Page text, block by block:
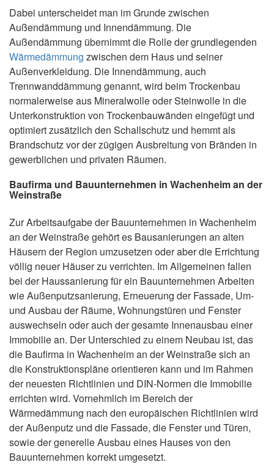
Dabei unterscheidet man im Grunde zwischen
Außendämmung und Innendämmung. Die
Außendämmung übernimmt die Rolle der grundlegenden
Wärmedämmung zwischen dem Haus und seiner
Außenverkleidung. Die Innendämmung, auch
Trennwanddämmung genannt, wird beim Trockenbau
normalerweise aus Mineralwolle oder Steinwolle in die
Unterkonstruktion von Trockenbauwänden eingefügt und
optimiert zusätzlich den Schallschutz und hemmt als
Brandschutz vor der zügigen Ausbreitung von Bränden in
gewerblichen und privaten Räumen.
Baufirma und Bauunternehmen in Wachenheim an der
Weinstraße
Zur Arbeitsaufgabe der Bauunternehmen in Wachenheim
an der Weinstraße gehört es Bausanierungen an alten
Häusern der Region umzusetzen oder aber die Errichtung
völlig neuer Häuser zu verrichten. Im Allgemeinen fallen
bei der Haussanierung für ein Bauunternehmen Arbeiten
wie Außenputzsanierung, Erneuerung der Fassade, Um-
und Ausbau der Räume, Wohnungstüren und Fenster
auswechseln oder auch der gesamte Innenausbau einer
Immobilie an. Der Unterschied zu einem Neubau ist, das
die Baufirma in Wachenheim an der Weinstraße sich an
die Konstruktionspläne orientieren kann und im Rahmen
der neuesten Richtlinien und DIN-Normen die Immobilie
errichten wird. Vornehmlich im Bereich der
Wärmedämmung nach den europäischen Richtlinien wird
der Außenputz und die Fassade, die Fenster und Türen,
sowie der generelle Ausbau eines Hauses von den
Bauunternehmen korrekt umgesetzt.